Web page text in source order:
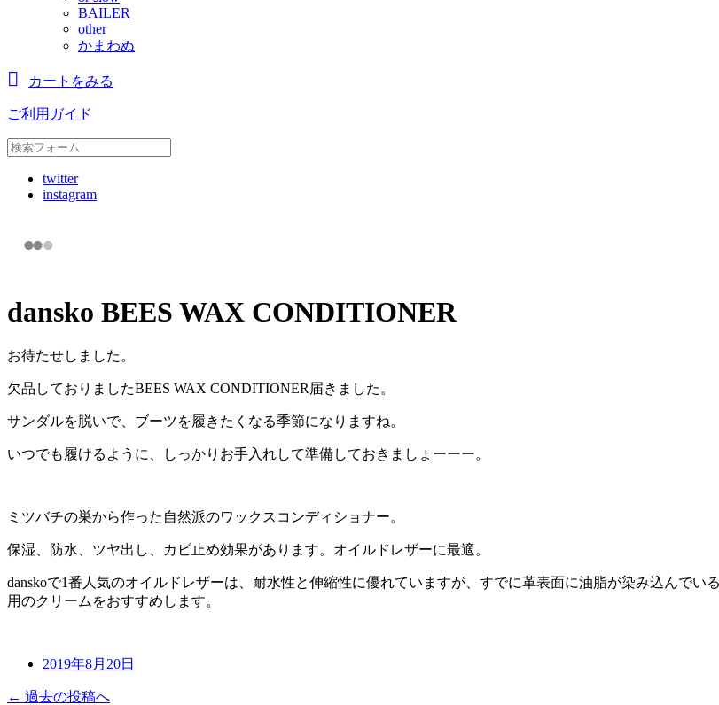
BAILER
other
かまわぬ
カートをみる
ご利用ガイド
twitter
instagram
dansko BEES WAX CONDITIONER
お待たせしました。
欠品しておりましたBEES WAX CONDITIONER届きました。
サンダルを脱いで、ブーツを履きたくなる季節になりますね。
いつでも履けるように、しっかりお手入れして準備しておきましょーーー。
ミツバチの巣から作った自然派のワックスコンディショナー。
保湿、防水、ツヤ出し、カビ止め効果があります。オイルドレザーに最適。
danskoで1番人気のオイルドレザーは、耐水性と伸縮性に優れていますが、すでに革表面に油脂が染み込んで
用のクリームをおすすめします。
2019年8月20日
← 過去の投稿へ